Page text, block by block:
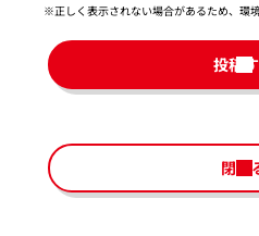
※正しく表示されない場合があるため、環
投稿
閉じ